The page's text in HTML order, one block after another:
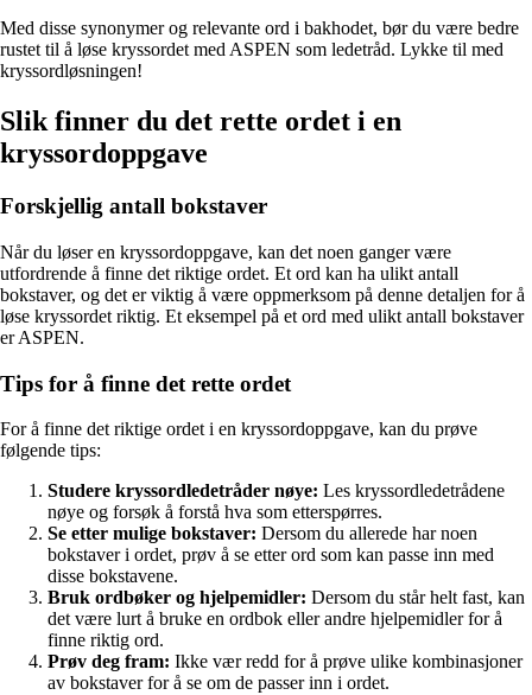
Med disse synonymer og relevante ord i bakhodet, bør du være bedre
rustet til å løse kryssordet med ASPEN som ledetråd. Lykke til med
kryssordløsningen!
Slik finner du det rette ordet i en
kryssordoppgave
Forskjellig antall bokstaver
Når du løser en kryssordoppgave, kan det noen ganger være
utfordrende å finne det riktige ordet. Et ord kan ha ulikt antall
bokstaver, og det er viktig å være oppmerksom på denne detaljen for å
løse kryssordet riktig. Et eksempel på et ord med ulikt antall bokstaver
er ASPEN.
Tips for å finne det rette ordet
For å finne det riktige ordet i en kryssordoppgave, kan du prøve
følgende tips:
Studere kryssordledetråder nøye: Les kryssordledetrådene
nøye og forsøk å forstå hva som etterspørres.
Se etter mulige bokstaver: Dersom du allerede har noen
bokstaver i ordet, prøv å se etter ord som kan passe inn med
disse bokstavene.
Bruk ordbøker og hjelpemidler: Dersom du står helt fast, kan
det være lurt å bruke en ordbok eller andre hjelpemidler for å
finne riktig ord.
Prøv deg fram: Ikke vær redd for å prøve ulike kombinasjoner
av bokstaver for å se om de passer inn i ordet.